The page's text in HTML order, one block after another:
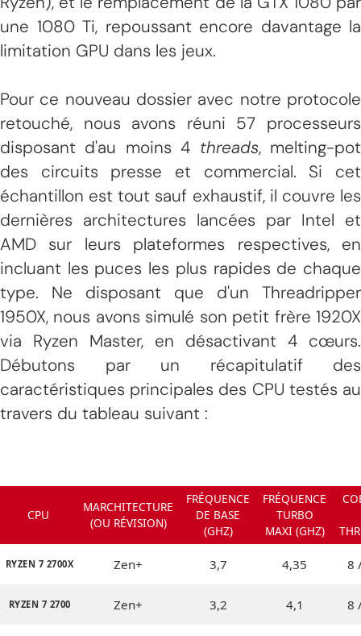
une 1080 Ti, repoussant encore davantage la
limitation GPU dans les jeux.
Pour ce nouveau dossier avec notre protocole
retouché, nous avons réuni 57 processeurs
disposant d'au moins 4 threads, melting-pot
des circuits presse et commercial. Si cet
échantillon est tout sauf exhaustif, il couvre les
dernières architectures lancées par Intel et
AMD sur leurs plateformes respectives, en
incluant les puces les plus rapides de chaque
type. Ne disposant que d'un Threadripper
1950X, nous avons simulé son petit frère 1920X
via Ryzen Master, en désactivant 4 cœurs.
Débutons par un récapitulatif des
caractéristiques principales des CPU testés au
travers du tableau suivant :
CPU
ΜARCHITECTURE
(OU RÉVISION)
FRÉQUENCE
DE BASE
(GHZ)
FRÉQUENCE
TURBO
MAXI (GHZ)
RYZEN 7 2700X Zen+ 3,7 4,35 8
RYZEN 7 2700 Zen+ 3,2 4,1 8